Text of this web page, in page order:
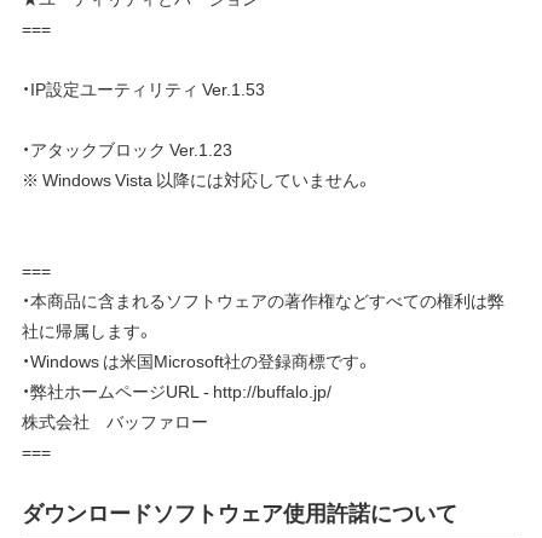
===
・IP設定ユーティリティ Ver.1.53
・アタックブロック Ver.1.23
※ Windows Vista 以降には対応していません。
===
・本商品に含まれるソフトウェアの著作権などすべての権利は弊
社に帰属します。
・Windows は米国Microsoft社の登録商標です。
・弊社ホームページURL - http://buffalo.jp/
株式会社 バッファロー
===
ダウンロードソフトウェア使用許諾について